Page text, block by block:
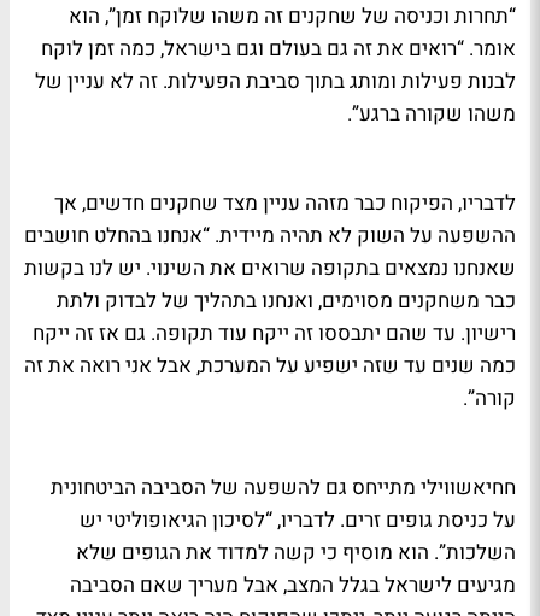
“תחרות וכניסה של שחקנים זה משהו שלוקח זמן”, הוא
אומר. “רואים את זה גם בעולם וגם בישראל, כמה זמן לוקח
לבנות פעילות ומותג בתוך סביבת הפעילות. זה לא עניין של
משהו שקורה ברגע”.
לדבריו, הפיקוח כבר מזהה עניין מצד שחקנים חדשים, אך
ההשפעה על השוק לא תהיה מיידית. “אנחנו בהחלט חושבים
שאנחנו נמצאים בתקופה שרואים את השינוי. יש לנו בקשות
כבר משחקנים מסוימים, ואנחנו בתהליך של לבדוק ולתת
רישיון. עד שהם יתבססו זה ייקח עוד תקופה. גם אז זה ייקח
כמה שנים עד שזה ישפיע על המערכת, אבל אני רואה את זה
קורה”.
חחיאשווילי מתייחס גם להשפעה של הסביבה הביטחונית
על כניסת גופים זרים. לדבריו, “לסיכון הגיאופוליטי יש
השלכות”. הוא מוסיף כי קשה למדוד את הגופים שלא
מגיעים לישראל בגלל המצב, אבל מעריך שאם הסביבה